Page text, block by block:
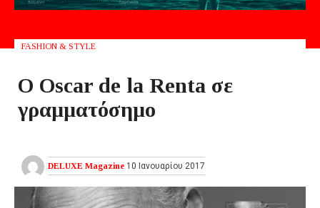
FASHION & STYLE
Ο Oscar de la Renta σε
γραμματόσημο
DELUXE Magazine 10 Ιανουαρίου 2017